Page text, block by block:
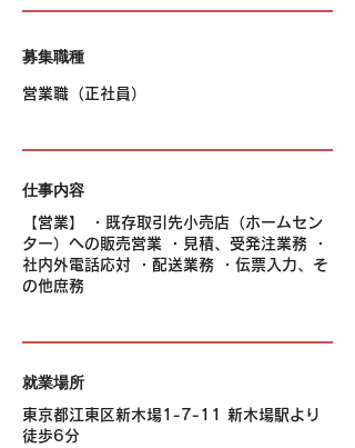
募集職種
営業職（正社員）
仕事内容
【営業】 ・既存取引先小売店（ホームセン
ター）への販売営業 ・見積、受発注業務 ・
社内外電話応対 ・配送業務 ・伝票入力、そ
の他庶務
就業場所
東京都江東区新木場1-7-11 新木場駅より
徒歩6分